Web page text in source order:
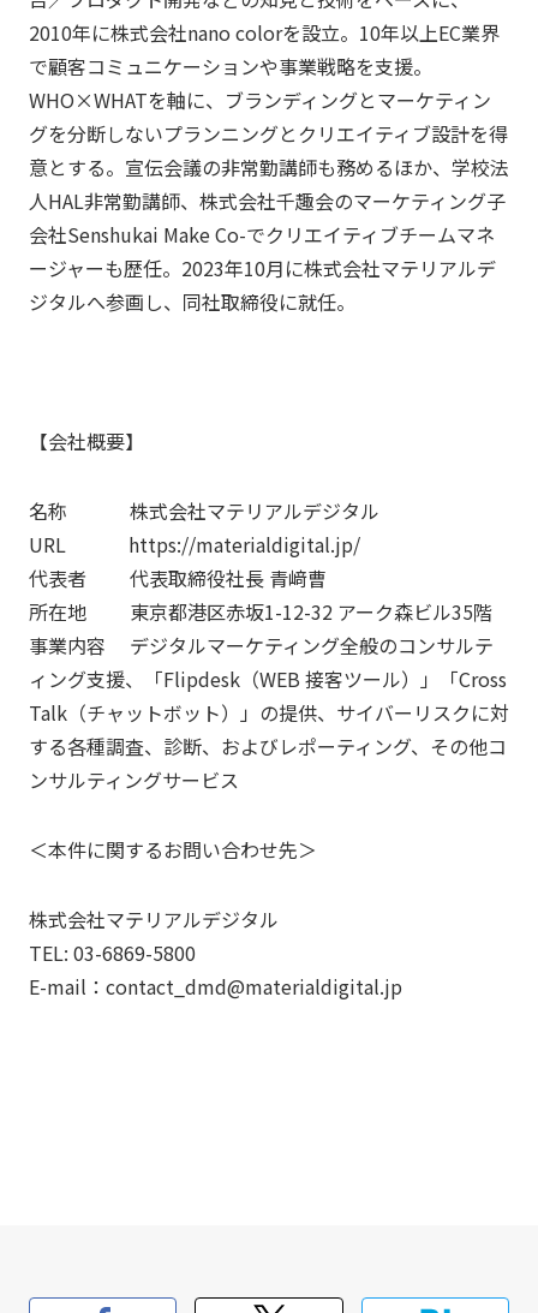
2010年に株式会社nano colorを設立。10年以上EC業界
で顧客コミュニケーションや事業戦略を支援。
WHO×WHATを軸に、ブランディングとマーケティン
グを分断しないプランニングとクリエイティブ設計を得
意とする。宣伝会議の非常勤講師も務めるほか、学校法
人HAL非常勤講師、株式会社千趣会のマーケティング子
会社Senshukai Make Co-でクリエイティブチームマネ
ージャーも歴任。2023年10月に株式会社マテリアルデ
ジタルへ参画し、同社取締役に就任。
【会社概要】
名称 株式会社マテリアルデジタル
URL
https://materialdigital.jp/
代表者 代表取締役社⻑ ⻘﨑曹
所在地 東京都港区⾚坂1-12-32 アーク森ビル35階
事業内容 デジタルマーケティング全般のコンサルテ
ィング⽀援、「Flipdesk （WEB 接客ツール）」「Cross
Talk （チャットボット）」の提供、サイバーリスクに対
する各種調査、診断、およびレポーティング、その他コ
ンサルティングサービス
＜本件に関するお問い合わせ先＞
株式会社マテリアルデジタル
TEL: 03-6869-5800
E-mail：contact_dmd@materialdigital.jp